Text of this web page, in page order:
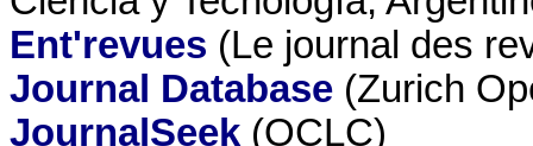
Ent'revues (Le journal des
Journal Database (Zurich
JournalSeek (OCLC)